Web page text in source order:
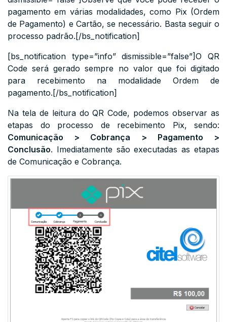
pagamento em várias modalidades, como Pix (Ordem
de Pagamento) e Cartão, se necessário. Basta seguir o
processo padrão.[/bs_notification]
[bs_notification type=”info” dismissible=”false”]O QR
Code será gerado sempre no valor que foi digitado
para recebimento na modalidade Ordem de
pagamento.[/bs_notification]
Na tela de leitura do QR Code, podemos observar as
etapas do processo de recebimento Pix, sendo:
Comunicação > Cobrança > Pagamento >
Conclusão. Imediatamente são executadas as etapas
de Comunicação e Cobrança.